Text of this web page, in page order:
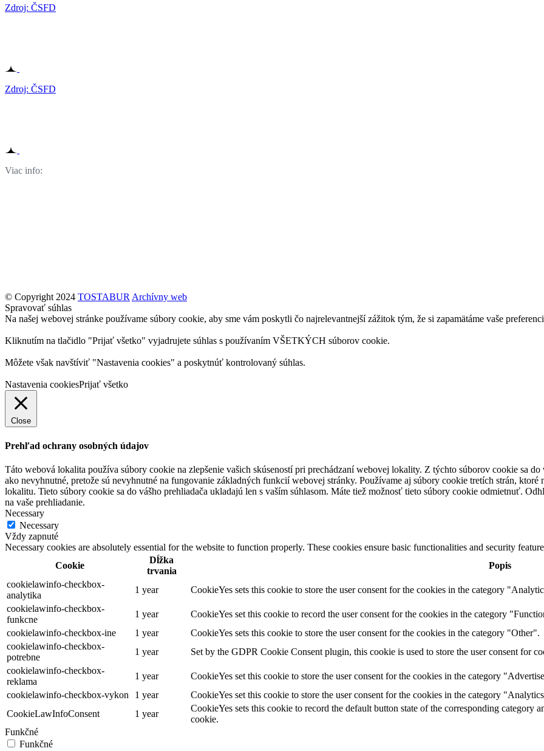
Zdroj: ČSFD
Zdroj: ČSFD
Viac info:
© Copyright 2024 TOSTABURArchívny web
Spravovať súhlas
Na našej webovej stránke používame súbory cookie, aby sme vám poskytli čo najrelevantnejší zážitok tým, že si zapamätáme vaše
Kliknutím na tlačidlo "Prijať všetko" vyjadrujete súhlas s používaním VŠETKÝCH súborov cookie.
Môžete však navštíviť "Nastavenia cookies" a poskytnúť kontrolovaný súhlas.
Nastavenia cookiesPrijať všetko
Close
Prehľad ochrany osobných údajov
Táto webová lokalita používa súbory cookie na zlepšenie vašich skúseností pri prechádzaní webovej lokality. Z týchto súborov cookie sa
ako nevyhnutné, pretože sú nevyhnutné na fungovanie základných funkcií webovej stránky. Používame aj súbory cookie tretích strán,
lokalitu. Tieto súbory cookie sa do vášho prehliadača ukladajú len s vaším súhlasom. Máte tiež možnosť tieto súbory cookie odmietnuť.
na vaše prehliadanie.
Necessary
Necessary
Vždy zapnuté
Necessary cookies are absolutely essential for the website to function properly. These cookies ensure basic functionalities and security
Cookie
Dĺžka
trvania
Popis
cookielawinfo-checkbox-
analytika
1 year
CookieYes sets this cookie to store the user consent for the cookies in the category
cookielawinfo-checkbox-
funkcne
1 year
CookieYes set this cookie to record the user consent for the cookies in the category
cookielawinfo-checkbox-ine
1 year
CookieYes sets this cookie to store the user consent for the cookies in the category "Other".
cookielawinfo-checkbox-
potrebne
1 year
Set by the GDPR Cookie Consent plugin, this cookie is used to store the user consent for
cookielawinfo-checkbox-
reklama
1 year
CookieYes set this cookie to store the user consent for the cookies in the category
cookielawinfo-checkbox-vykon
1 year
CookieYes set this cookie to store the user consent for the cookies in the category
CookieLawInfoConsent
1 year
CookieYes sets this cookie to record the default button state of the corresponding
cookie.
Funkčné
Funkčné